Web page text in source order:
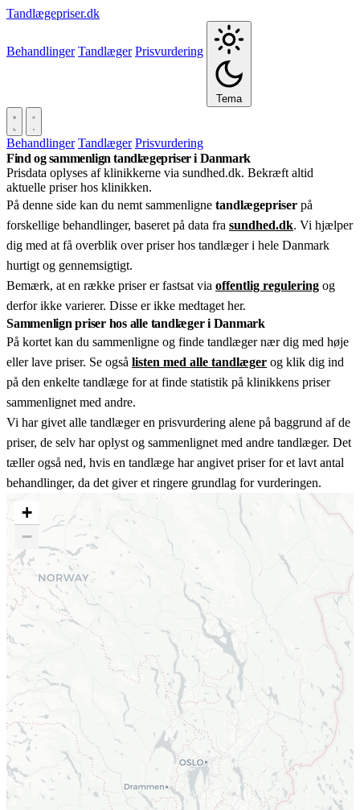
Tandlægepriser.dk
Behandlinger Tandlæger Prisvurdering
Tema
Behandlinger Tandlæger Prisvurdering
Find og sammenlign tandlægepriser i Danmark
Prisdata oplyses af klinikkerne via sundhed.dk. Bekræft altid
aktuelle priser hos klinikken.
På denne side kan du nemt sammenligne tandlægepriser på
forskellige behandlinger, baseret på data fra sundhed.dk. Vi hjælper
dig med at få overblik over priser hos tandlæger i hele Danmark
hurtigt og gennemsigtigt.
Bemærk, at en række priser er fastsat via offentlig regulering og
derfor ikke varierer. Disse er ikke medtaget her.
Sammenlign priser hos alle tandlæger i Danmark
På kortet kan du sammenligne og finde tandlæger nær dig med høje
eller lave priser. Se også listen med alle tandlæger og klik dig ind
på den enkelte tandlæge for at finde statistik på klinikkens priser
sammenlignet med andre.
Vi har givet alle tandlæger en prisvurdering alene på baggrund af de
priser, de selv har oplyst og sammenlignet med andre tandlæger. Det
tæller også ned, hvis en tandlæge har angivet priser for et lavt antal
behandlinger, da det giver et ringere grundlag for vurderingen.
+
−